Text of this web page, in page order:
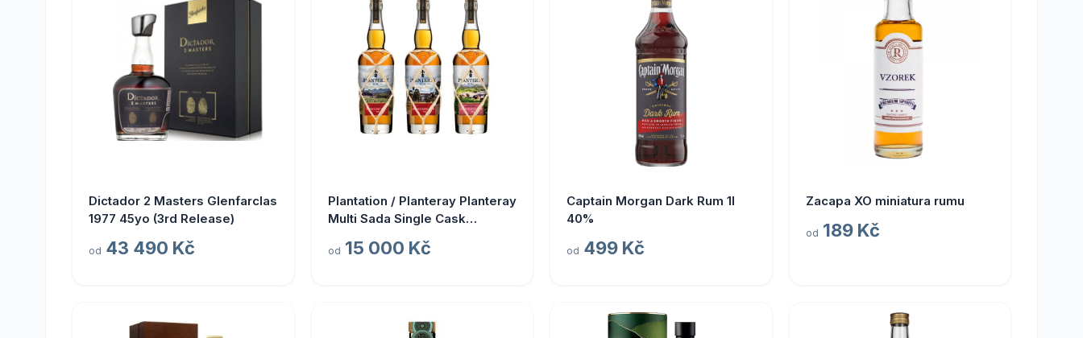
Dictador 2 Masters Glenfarclas
1977 45yo (3rd Release)
od 43 490 Kč
Plantation / Planteray Planteray
Multi Sada Single Cask
od 15 000 Kč
Captain Morgan Dark Rum 1l
40%
od 499 Kč
Zacapa XO miniatura rumu
od 189 Kč